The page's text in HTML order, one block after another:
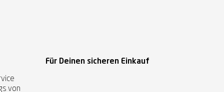
von
Für Deinen sicheren Einkauf